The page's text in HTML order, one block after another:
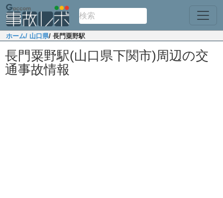
ホーム/ 山口県/ 長門粟野駅
長門粟野駅(山口県下関市)周辺の交
通事故情報